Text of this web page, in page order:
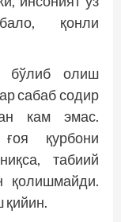
қонли
бўлиб олиш
сабаб содир
кам эмас.
қурбони
табиий
қолишмайди.
қийин.